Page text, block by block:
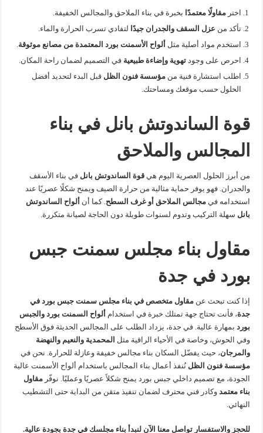
اخترمقاولًا معتمدًا بخبرة في بناء الملاحق والمجالس الخفيفة.
تأكد من عزل السقف والجدران جيدًا لتفادي تسرب الحرارة والماء.
استخدم مواد أصلية مثل ألواح الأسمنت بورد المعتمدة من مصانع موثوقة.
احرص على وجودتهوية وإضاءة طبيعية في التصميم لضمان راحة المكان.
اطلب استشارة فنية منمؤسسة فنون الظل قبل البدء لتحديد أفضل
الحلول حسب موقعك ومساحتك.
قوة الساندوتش بانل في بناء
المجالس والملاحق
من أبرز الحلول العصرية اليوم هيقوة الساندوتش بانل في بناء الأسقف
والجدران. فهو يوفر حماية مثالية من حرارة الصيف ويمنح شكلًا عصريًا عند
استخدامه فيمجالس الملاحق أو غرف السطح. كما أن ألواح الساندوتش
بانل سهلة التركيب وتدوم لسنوات طويلة دون الحاجة لصيانة متكررة.
مقاول بناء مجلس سمنت جبس
بورد في جدة
إذا كنت تبحث عنمقاول متخصص في بناء مجلس سمنت جبس بورد في
جدة، فأنت تحتاج جهة تمتلك خبرة في استخدام ألواح السمنت بورد والجبس
بورد بمهارة عالية. في جدة، يزداد الطلب على المجالس الحديثة فوق الأسطح
وفي الحوش، وخاصة في الأحياء الراقية مثل المحمدية والنعيم والنهضة
والمرجان، حيث يفضّل السكان بناء مجالس خفيفة وعازلة للحرارة. نحن في
مؤسسة فنون الظل نُنفذ أعمال بناء المجالس باستخدام ألواح الأسمنت عالية
الجودة، مع تصميم داخلي جبس بورد يمنح شكلاً عصريًا وعمليًا. نوفّرمقاول
بناء معتمد وكادر فني محترف لضمان تنفيذ متقن من البداية حتى التشطيب
النهائي.
للحجز والاستفسار تواصل معنا الآن لنبدأ بناء مجلسك في جدة بجودة عالية.